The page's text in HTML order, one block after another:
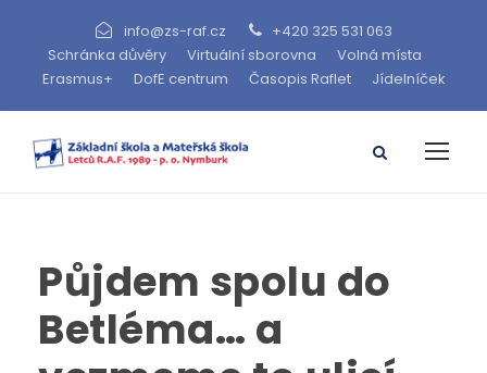
info@zs-raf.cz
+420 325 531 063
Schránka důvěry
Virtuální sborovna
Volná místa
Erasmus+
DofE centrum Časopis Raflet Jídelníček
Půjdem spolu do
Betléma… a